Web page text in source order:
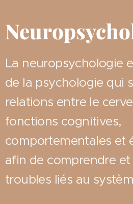
La neuropsychologie
de la psychologie qui
relations entre le
fonctions cognitives,
comportementales et
afin de comprendre
troubles liés au